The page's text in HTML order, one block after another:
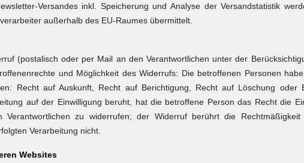
Versandes inkl. Speicherung und Analyse der Versandstatistik
außerhalb des EU-Raumes übermittelt.
(postalisch oder per Mail an den Verantwortlichen unter der
und Möglichkeit des Widerrufs: Die betroffenen Personen
Recht auf Auskunft, Recht auf Berichtigung, Recht auf Löschung oder
auf der Einwilligung beruht, hat die betroffene Person das Recht die
Verantwortlichen zu widerrufen; der Widerruf berührt die
Verarbeitung nicht.
Websites